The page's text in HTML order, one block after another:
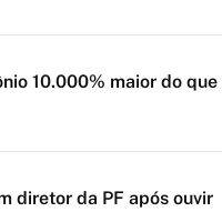
10.000% maior do que
diretor da PF após ouvir